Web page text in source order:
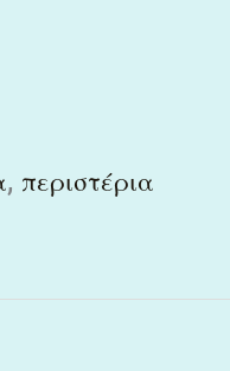
, περιστέρια